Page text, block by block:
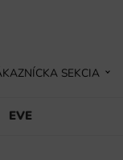
EVE
SEKCIA